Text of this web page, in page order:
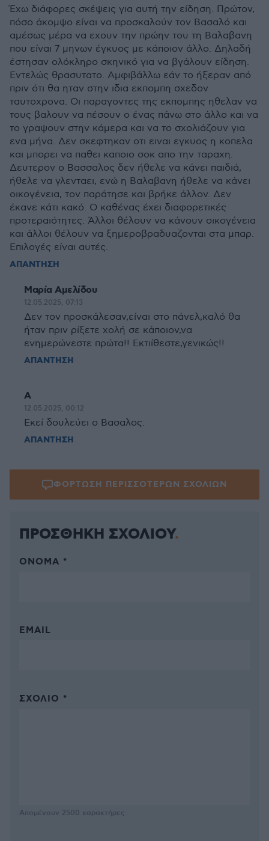
Έχω διάφορες σκέψεις για αυτή την είδηση. Πρώτον,
πόσο άκομψο είναι να προσκαλούν τον Βασαλό και
αμέσως μέρα να εχουν την πρώην του τη Βαλαβανη
που είναι 7 μηνων έγκυος με κάποιον άλλο. Δηλαδή
έστησαν ολόκληρο σκηνικό για να βγάλουν είδηση.
Εντελώς θρασυτατο. Αμφιβάλλω εάν το ήξεραν από
πριν ότι θα ηταν στην ιδια εκπομπη σχεδον
ταυτοχρονα. Οι παραγοντες της εκπομπης ηθελαν να
τους βαλουν να πέσουν ο ένας πάνω στο άλλο και να
το γραψουν στην κάμερα και να το σχολιάζουν για
ενα μήνα. Δεν σκεφτηκαν οτι ειναι εγκυος η κοπελα
και μπορει να παθει καποιο σοκ απο την ταραχη.
Δευτερον ο Βασσαλος δεν ήθελε να κάνει παιδιά,
ήθελε να γλενταει, ενώ η Βαλαβανη ήθελε να κάνει
οικογένεια, τον παράτησε και βρήκε άλλον. Δεν
έκανε κάτι κακό. Ο καθένας έχει διαφορετικές
προτεραιότητες. Άλλοι θέλουν να κάνουν οικογένεια
και άλλοι θέλουν να ξημεροβραδυαζονται στα μπαρ.
Επιλογές είναι αυτές.
ΑΠΑΝΤΗΣΗ
Μαρία Αμελίδου
12.05.2025, 07:13
Δεν τον προσκάλεσαν,είναι στο πάνελ,καλό θα
ήταν πριν ρίξετε χολή σε κάποιον,να
ενημερώνεστε πρώτα!! Εκτιίθεστε,γενικώς!!
ΑΠΑΝΤΗΣΗ
Α
12.05.2025, 00:12
Εκεί δουλεύει ο Βασαλος.
ΑΠΑΝΤΗΣΗ
ΦΟΡΤΩΣΗ ΠΕΡΙΣΣΟΤΕΡΩΝ ΣΧΟΛΙΩΝ
ΠΡΟΣΘΗΚΗ ΣΧΟΛΙΟΥ
ΌΝΟΜΑ *
EMAIL
ΣΧΌΛΙΟ *
Απομένουν 2500 χαρακτήρες